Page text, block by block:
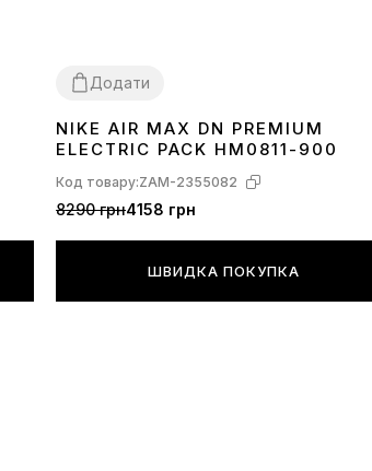
Додати
3637 38 39 404142 434445
NIKE AIR MAX DN PREMIUM
ELECTRIC PACK HM0811-900
Код товару:ZAM-2355082
8290 грн4158 грн
ШВИДКА ПОКУПКА